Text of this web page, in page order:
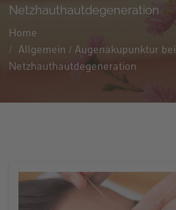
Netzhauthautdegeneration
Home
Allgemein / Augenakupunktur bei
Netzhauthautdegeneration